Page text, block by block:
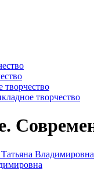
творчество
творчество
Владимировна